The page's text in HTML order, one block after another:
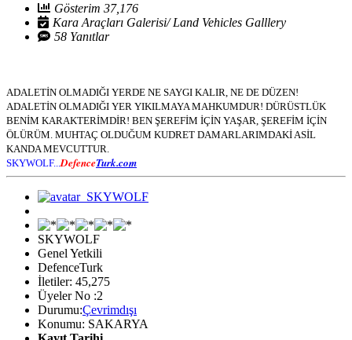
Gösterim 37,176
Kara Araçları Galerisi/ Land Vehicles Galllery
58 Yanıtlar
ADALETİN OLMADIĞI YERDE NE SAYGI KALIR, NE DE DÜZEN!
ADALETİN OLMADIĞI YER YIKILMAYA MAHKUMDUR! DÜRÜSTLÜK
BENİM KARAKTERİMDİR! BEN ŞEREFİM İÇİN YAŞAR, ŞEREFİM İÇİN
ÖLÜRÜM. MUHTAÇ OLDUĞUM KUDRET DAMARLARIMDAKİ ASİL
KANDA MEVCUTTUR.
SKYWOLF... DefenceTurk.com
SKYWOLF
Genel Yetkili
DefenceTurk
İletiler: 45,275
Üyeler No :2
Durumu:Çevrimdışı
Konumu: SAKARYA